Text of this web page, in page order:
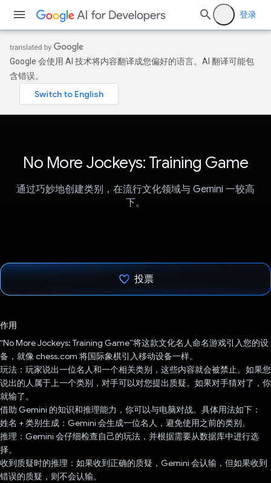
登录
Google 会使用 AI 技术将内容翻译成您偏好的语言。AI 翻译可能包
含错误。
No More Jockeys: Training Game
通过巧妙地创建类别，在流行文化领域与 Gemini 一较高
下。
投票
作用
“No More Jockeys: Training Game”将这款文化名人命名游戏引入您的设
备，就像 chess.com 将国际象棋引入移动设备一样。
玩法：玩家说出一位名人和一个相关类别，这些内容就会被禁止。如果您
说出的人属于上一个类别，对手可以对您提出质疑。如果对手猜对了，你
就输了。
借助 Gemini 的知识和推理能力，你可以与电脑对战。具体用法如下：
姓名 + 类别生成：Gemini 会生成一位名人，避免使用之前的类别。
推理：Gemini 会仔细检查自己的玩法，并根据需要从数据库中进行选
择。
收到质疑时的推理：如果收到正确的质疑，Gemini 会认输，但如果收到
错误的质疑，则不会认输。